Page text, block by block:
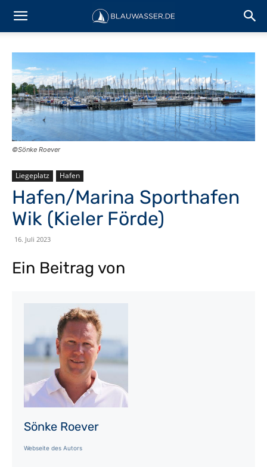
©️Sönke Roever
Liegeplatz Hafen
Hafen/Marina Sporthafen
Wik (Kieler Förde)
16. Juli 2023
Ein Beitrag von
Sönke Roever
Webseite des Autors